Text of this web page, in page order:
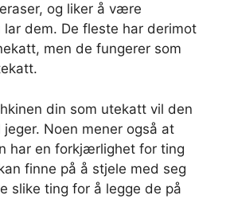
og liker å være
dem. De fleste har derimot
men de fungerer som
din som utekatt vil den
Noen mener også at
har en forkjærlighet for ting
finne på å stjele med seg
slike ting for å legge de på